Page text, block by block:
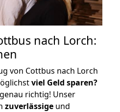
nach Lorch:
von Cottbus nach Lorch
viel Geld sparen?
richtig! Unser
zuverlässige und